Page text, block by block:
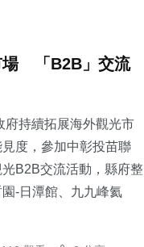
場 「B2B」交流
府持續拓展海外觀光市
度，參加中彰投苗聯
B2B交流活動，縣府整
-日潭館、九九峰氦
+ 79